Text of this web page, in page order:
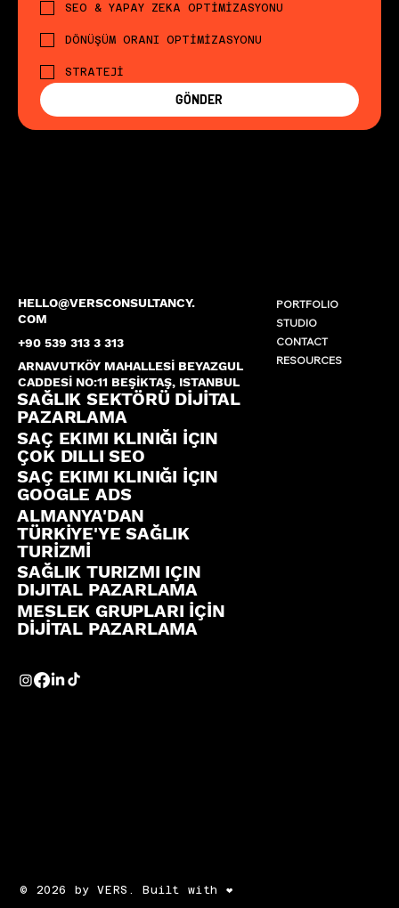
HELLO@VERSCONSULTANCY.
COM
+90 539 313 3 313
ARNAVUTKÖY MAHALLESİ BEYAZGUL
CADDESİ NO:11 BEŞİKTAŞ, ISTANBUL
SAĞLIK SEKTÖRÜ DİJİTAL
PAZARLAMA
SAÇ EKIMI KLINIĞI İÇIN
ÇOK DILLI SEO
SAÇ EKIMI KLINIĞI İÇIN
GOOGLE ADS
ALMANYA'DAN
TÜRKİYE'YE SAĞLIK
TURİZMİ
SAĞLIK TURIZMI IÇIN
DIJITAL PAZARLAMA
MESLEK GRUPLARI İÇİN
DİJİTAL PAZARLAMA
PORTFOLIO
STUDIO
CONTACT
RESOURCES
SEO & YAPAY ZEKA OPTİMİZASYONU
DÖNÜŞÜM ORANI OPTİMİZASYONU
STRATEJİ
GÖNDER
© 2026 by VERS. Built with ❤️